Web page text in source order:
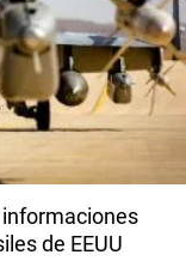
de EEUU